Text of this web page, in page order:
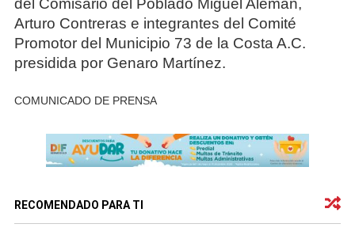
Arturo Contreras e integrantes del Comité
Promotor del Municipio 73 de la Costa A.C.
presidida por Genaro Martínez.
COMUNICADO DE PRENSA
RECOMENDADO PARA TI